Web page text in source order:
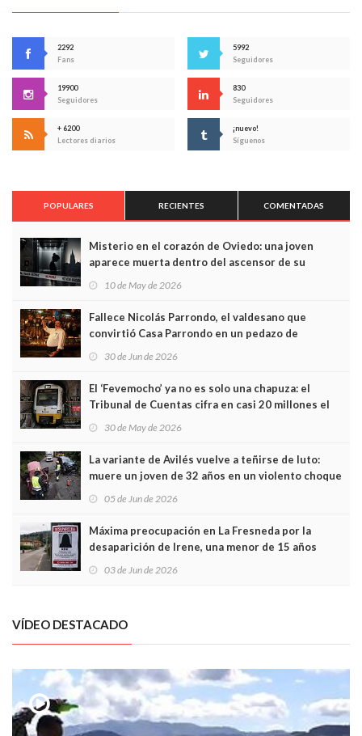
2292
Fans
5992
Seguidores
19900
Seguidores
830
Seguidores
+ 6200
Lectores diarios
¡nuevo!
Síguenos
POPULARES RECIENTES COMENTADAS
Misterio en el corazón de Oviedo: una joven
aparece muerta dentro del ascensor de su
10 de May de 2026
Fallece Nicolás Parrondo, el valdesano que
convirtió Casa Parrondo en un pedazo de
30 de Jun de 2026
El ‘Fevemocho’ ya no es solo una chapuza: el
Tribunal de Cuentas cifra en casi 20 millones el
túneles
30 de May de 2026
La variante de Avilés vuelve a teñirse de luto:
muere un joven de 32 años en un violento choque
05 de Jun de 2026
Máxima preocupación en La Fresneda por la
desaparición de Irene, una menor de 15 años
03 de Jun de 2026
VÍDEO DESTACADO